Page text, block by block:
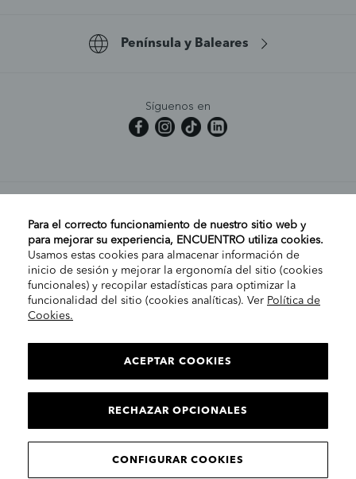
Contacto
Península y Baleares
Síguenos en
MI CUENTA
AYUDA
EMPRESA
INFORMACIÓN LEGAL
© 2025 Encuentro Moda. Todos los derechos reservados.
Para el correcto funcionamiento de nuestro sitio web y
para mejorar su experiencia, ENCUENTRO utiliza cookies.
Usamos estas cookies para almacenar información de
inicio de sesión y mejorar la ergonomía del sitio (cookies
funcionales) y recopilar estadísticas para optimizar la
funcionalidad del sitio (cookies analíticas). Ver Política de
Cookies.
ACEPTAR COOKIES
RECHAZAR OPCIONALES
CONFIGURAR COOKIES